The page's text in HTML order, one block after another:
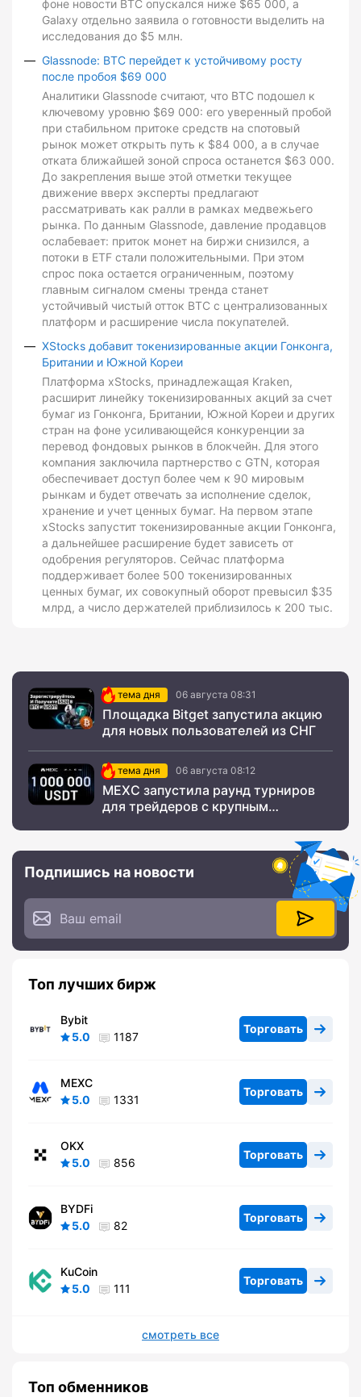
фоне новости BTC опускался ниже $65 000, а
Galaxy отдельно заявила о готовности выделить на
исследования до $5 млн.
Glassnode: BTC перейдет к устойчивому росту
после пробоя $69 000
Аналитики Glassnode считают, что BTC подошел к
ключевому уровню $69 000: его уверенный пробой
при стабильном притоке средств на спотовый
рынок может открыть путь к $84 000, а в случае
отката ближайшей зоной спроса останется $63 000.
До закрепления выше этой отметки текущее
движение вверх эксперты предлагают
рассматривать как ралли в рамках медвежьего
рынка. По данным Glassnode, давление продавцов
ослабевает: приток монет на биржи снизился, а
потоки в ETF стали положительными. При этом
спрос пока остается ограниченным, поэтому
главным сигналом смены тренда станет
устойчивый чистый отток BTC с централизованных
платформ и расширение числа покупателей.
XStocks добавит токенизированные акции Гонконга,
Британии и Южной Кореи
Платформа xStocks, принадлежащая Kraken,
расширит линейку токенизированных акций за счет
бумаг из Гонконга, Британии, Южной Кореи и других
стран на фоне усиливающейся конкуренции за
перевод фондовых рынков в блокчейн. Для этого
компания заключила партнерство с GTN, которая
обеспечивает доступ более чем к 90 мировым
рынкам и будет отвечать за исполнение сделок,
хранение и учет ценных бумаг. На первом этапе
xStocks запустит токенизированные акции Гонконга,
а дальнейшее расширение будет зависеть от
одобрения регуляторов. Сейчас платформа
поддерживает более 500 токенизированных
ценных бумаг, их совокупный оборот превысил $35
млрд, а число держателей приблизилось к 200 тыс.
тема дня 06 августа 08:31
Площадка Bitget запустила акцию
для новых пользователей из СНГ
тема дня 06 августа 08:12
MEXC запустила раунд турниров
для трейдеров с крупным
Подпишись на новости
Топ лучших бирж
Bybit
5.0
1187
Торговать
MEXC
5.0
1331
Торговать
OKX
5.0
856
Торговать
BYDFi
5.0
82
Торговать
KuCoin
5.0
111
Торговать
смотреть все
Топ обменников